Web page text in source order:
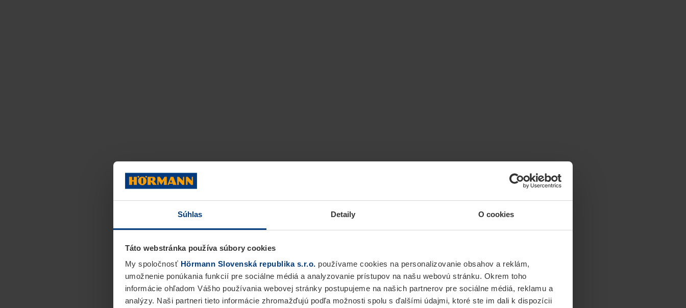
Súhlas Detaily O cookies
Táto webstránka používa súbory cookies
My spoločnosť Hörmann Slovenská republika s.r.o. používame cookies na personalizovanie obsahov a reklám,
umožnenie ponúkania funkcií pre sociálne médiá a analyzovanie prístupov na našu webovú stránku. Okrem toho
informácie ohľadom Vášho používania webovej stránky postupujeme na našich partnerov pre sociálne médiá, reklamu a
analýzy. Naši partneri tieto informácie zhromažďujú podľa možnosti spolu s ďalšími údajmi, ktoré ste im dali k dispozícii